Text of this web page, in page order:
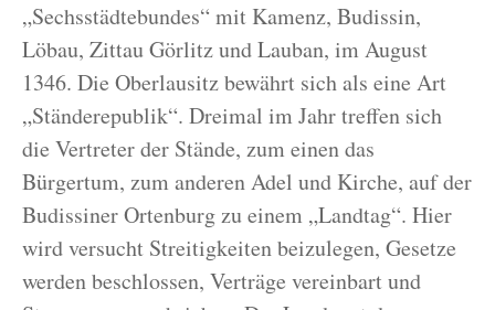
„Sechsstädtebundes“ mit Kamenz, Budissin,
Löbau, Zittau Görlitz und Lauban, im August
1346. Die Oberlausitz bewährt sich als eine Art
„Ständerepublik“. Dreimal im Jahr treffen sich
die Vertreter der Stände, zum einen das
Bürgertum, zum anderen Adel und Kirche, auf der
Budissiner Ortenburg zu einem „Landtag“. Hier
wird versucht Streitigkeiten beizulegen, Gesetze
werden beschlossen, Verträge vereinbart und